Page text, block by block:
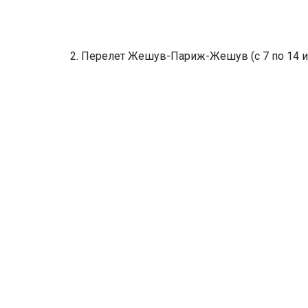
2. Перелет Жешув-Париж-Жешув (с 7 по 14